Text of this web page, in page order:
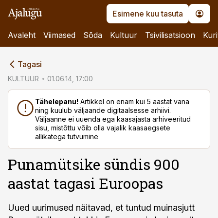
Esimene kuu tasuta
Avaleht Viimased Sõda Kultuur Tsivilisatsioon
Tagasi
KULTUUR 01.06.14, 17:00
Tähelepanu! Artikkel on enam kui 5 aastat vana
ning kuulub väljaande digitaalsesse arhiivi.
Väljaanne ei uuenda ega kaasajasta arhiveeritud
sisu, mistõttu võib olla vajalik kaasaegsete
allikatega tutvumine
Punamütsike sündis 900
aastat tagasi Euroopas
Uued uurimused näitavad, et tuntud muinasjutt